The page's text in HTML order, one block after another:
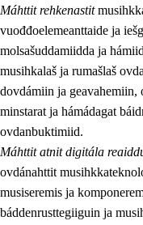
Máhttit rehkenastit
vuođđoelemeanttaide ja
molsašuddamiidda ja
musihkalaš ja rumašlaš
dovdámiin ja geavahemiin,
minstarat ja hámádagat
ovdanbuktimiid.
Máhttit atnit digitála
ovdánahttit
musiseremis ja
báddenrusttegiiguin ja